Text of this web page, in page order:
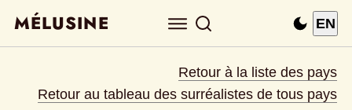
MÉLUSINE EN
Retour à la liste des pays
Retour au tableau des surréalistes de tous pays